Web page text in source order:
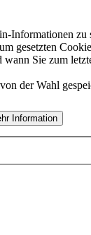
Informationen
gesetzten
Sie zum
der Wahl